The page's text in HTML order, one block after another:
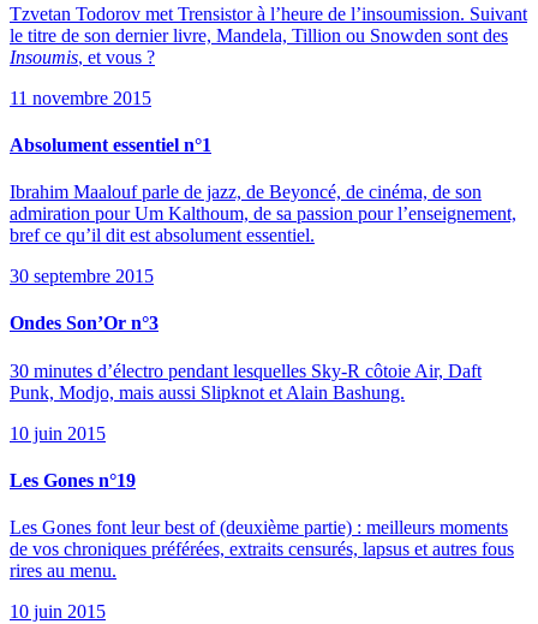
Tzvetan Todorov met Trensistor à l’heure de l’insoumission. Suivant
le titre de son dernier livre, Mandela, Tillion ou Snowden sont des
Insoumis, et vous ?
11 novembre 2015
Absolument essentiel n°1
Ibrahim Maalouf parle de jazz, de Beyoncé, de cinéma, de son
admiration pour Um Kalthoum, de sa passion pour l’enseignement,
bref ce qu’il dit est absolument essentiel.
30 septembre 2015
Ondes Son’Or n°3
30 minutes d’électro pendant lesquelles Sky-R côtoie Air, Daft
Punk, Modjo, mais aussi Slipknot et Alain Bashung.
10 juin 2015
Les Gones n°19
Les Gones font leur best of (deuxième partie) : meilleurs moments
de vos chroniques préférées, extraits censurés, lapsus et autres fous
rires au menu.
10 juin 2015